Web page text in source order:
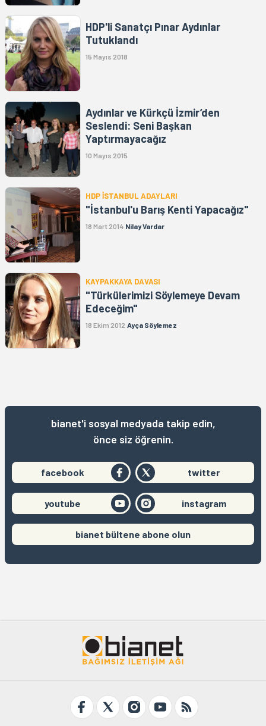
HDP'li Sanatçı Pınar Aydınlar
Tutuklandı
15 Mayıs 2018
Aydınlar ve Kürkçü İzmir’den
Seslendi: Seni Başkan
Yaptırmayacağız
10 Mayıs 2015
HDP İSTANBUL ADAYLARI
"İstanbul'u Barış Kenti Yapacağız"
18 Mart 2014 Nilay Vardar
KAYPAKKAYA DAVASI
"Türkülerimizi Söylemeye Devam
Edeceğim"
18 Ekim 2012 Ayça Söylemez
bianet'i sosyal medyada takip edin,
önce siz öğrenin.
facebook twitter
youtube instagram
bianet bültene abone olun